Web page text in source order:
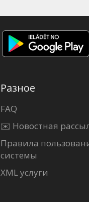
Разное
FAQ
✉️ Новостная
Правила
системы
XML услуги